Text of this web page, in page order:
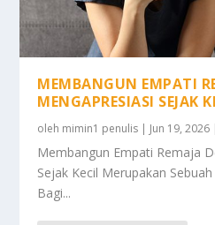
MEMBANGUN EMPATI
MENGAPRESIASI SEJAK
oleh mimin1 penulis | Jun 19, 2026
Membangun Empati Remaja
Sejak Kecil Merupakan
Bagi...